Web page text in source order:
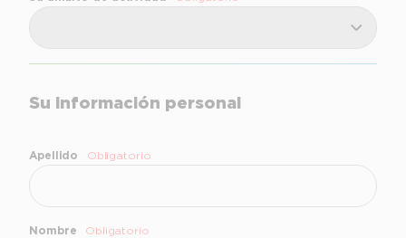
Su información personal
Apellido Obligatorio
Nombre Obligatorio